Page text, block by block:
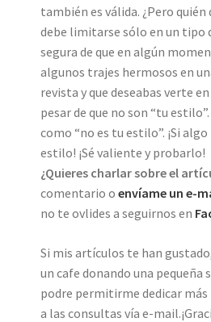
también es válida. ¿Pero quién
debe limitarse sólo en un tipo
segura de que en algún
algunos trajes hermosos en
revista y que deseabas verte
pesar de que no son “tu
como “no es tu estilo”. ¡Si
estilo! ¡Sé valiente y probarlo!
¿Quieres charlar sobre el
comentario o envíame un e-
no te ovlides a seguirnos en
Si mis artículos te han
un cafe donando una pequeña
podre permitirme dedicar
a las consultas vía e-